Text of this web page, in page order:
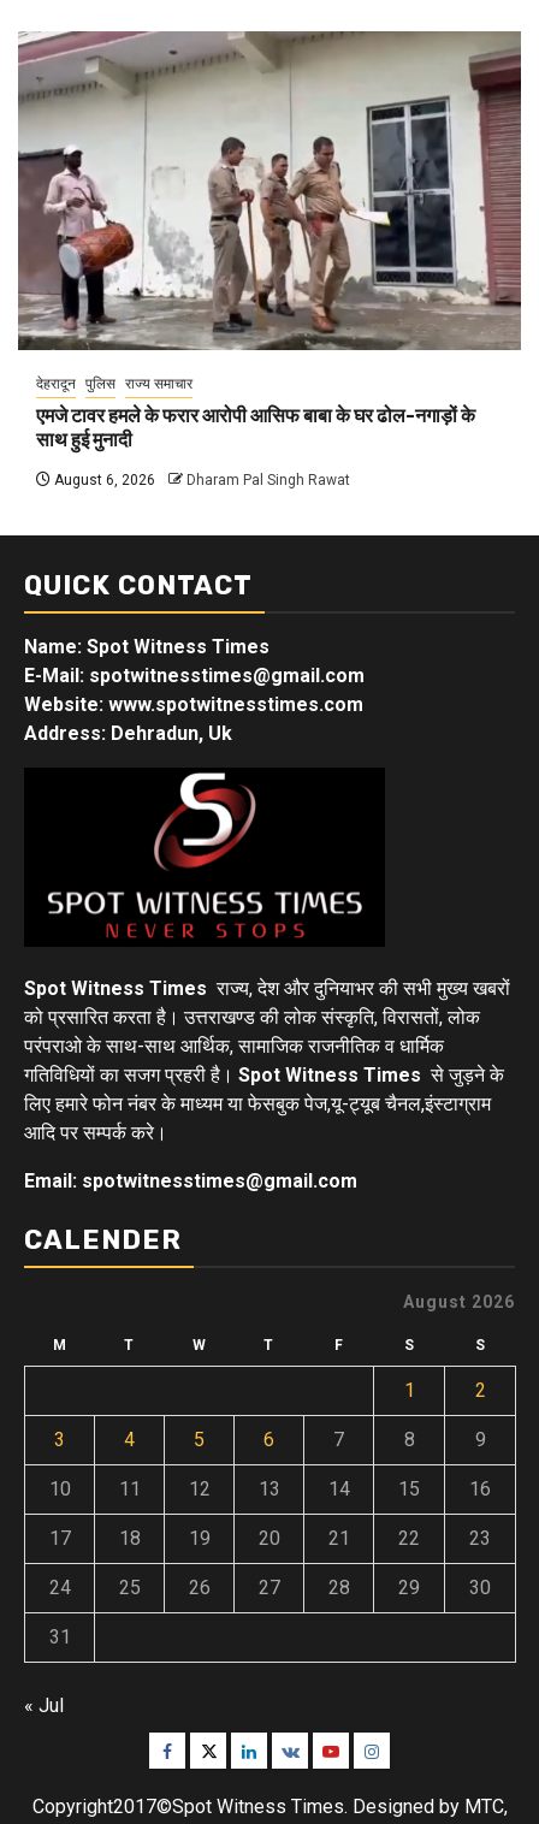
देहरादून पुलिस राज्य समाचार
एमजे टावर हमले के फरार आरोपी आसिफ बाबा के घर ढोल-नगाड़ों के
साथ हुई मुनादी
August 6, 2026 Dharam Pal Singh Rawat
QUICK CONTACT
Name: Spot Witness Times
E-Mail: spotwitnesstimes@gmail.com
Website: www.spotwitnesstimes.com
Address: Dehradun, Uk
Spot Witness Times राज्य, देश और दुनियाभर की सभी मुख्य खबरों
को प्रसारित करता है। उत्तराखण्ड की लोक संस्कृति, विरासतों, लोक
परंपराओ के साथ-साथ आर्थिक, सामाजिक राजनीतिक व धार्मिक
गतिविधियों का सजग प्रहरी है। Spot Witness Times से जुड़ने के
लिए हमारे फोन नंबर के माध्यम या फेसबुक पेज,यू-ट्यूब चैनल,इंस्टाग्राम
आदि पर सम्पर्क करे।
Email: spotwitnesstimes@gmail.com
CALENDER
August 2026
M T W T F S S
1 2
3 4 5 6 7 8 9
10 11 12 13 14 15 16
17 18 19 20 21 22 23
24 25 26 27 28 29 30
31
« Jul
Facebook
TwitterLinkedin
VK YoutubeInstagram
Copyright2017©Spot Witness Times. Designed by MTC,